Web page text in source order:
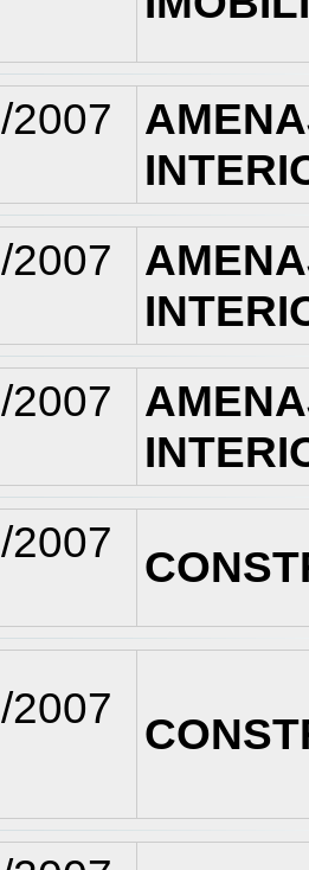
2007
2007
2007
2007
2007